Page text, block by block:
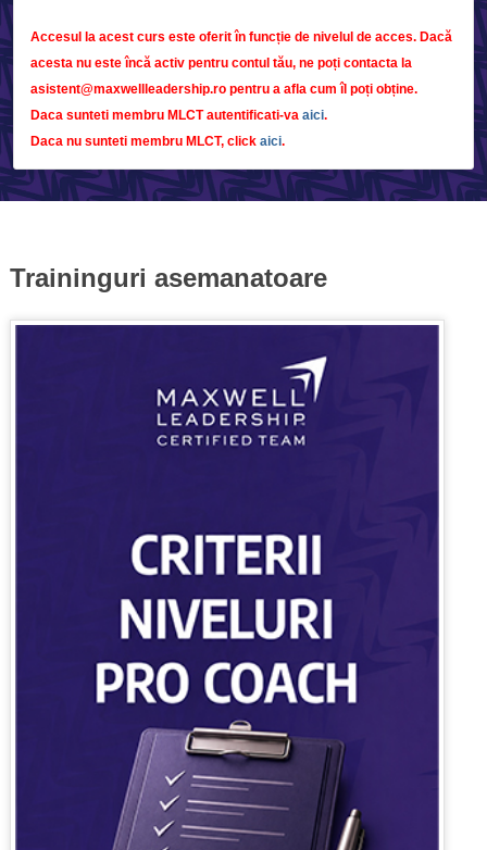
Accesul la acest curs este oferit în funcție de nivelul de acces. Dacă
acesta nu este încă activ pentru contul tău, ne poți contacta la
asistent@maxwellleadership.ro pentru a afla cum îl poți obține.
Daca sunteti membru MLCT autentificati-va aici.
Daca nu sunteti membru MLCT, click aici.
Traininguri asemanatoare